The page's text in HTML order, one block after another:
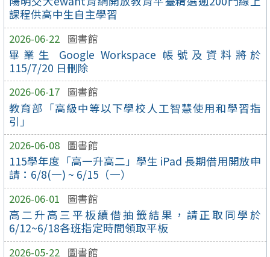
課程供高中生自主學習
2026-06-22 圖書館
畢業生 Google Workspace 帳號及資料將於
115/7/20 日刪除
2026-06-17 圖書館
教育部「高級中等以下學校人工智慧使用和學習指
引」
2026-06-08 圖書館
115學年度「高一升高二」學生 iPad 長期借用開放申
請：6/8(一) ~ 6/15（一）
2026-06-01 圖書館
高二升高三平板續借抽籤結果，請正取同學於
6/12~6/18各班指定時間領取平板
2026-05-22 圖書館